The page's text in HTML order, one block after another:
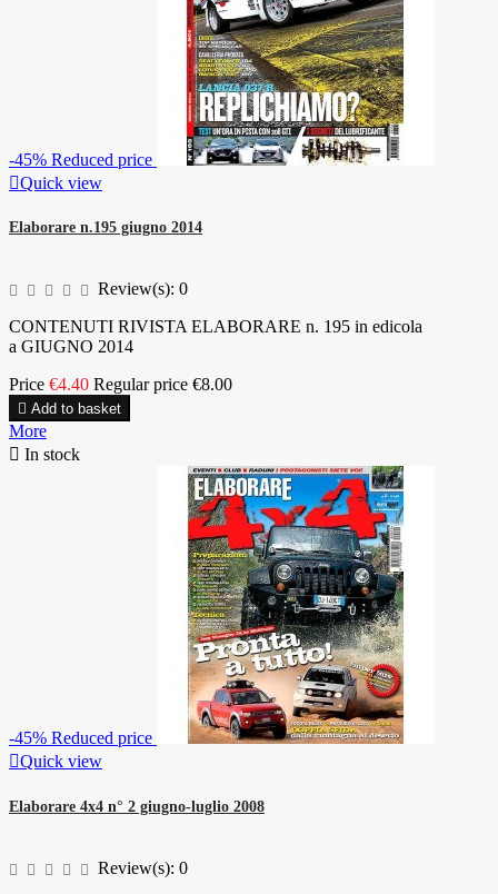
-45% Reduced price
Quick view
Elaborare n.195 giugno 2014
Review(s): 0
CONTENUTI RIVISTA ELABORARE n. 195 in edicola
a GIUGNO 2014
Price €4.40 Regular price €8.00
 Add to basket
More
 In stock
-45% Reduced price
Quick view
Elaborare 4x4 n° 2 giugno-luglio 2008
Review(s): 0